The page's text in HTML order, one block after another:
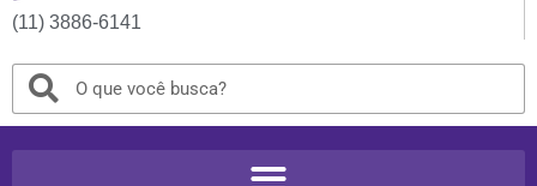
(11) 3886-6141